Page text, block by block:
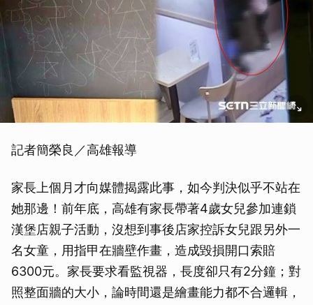
記者簡榮良／高雄報導
家長上個月才向媒體揭露此事，如今判決似乎不站在
她那邊！前年底，高雄有家長帶著4歲女兒參加連鎖
漢堡店親子活動，沒想到事後店家控訴女兒跟另外一
名女童，用指甲在牆壁作畫，造成毀損開口索賠
6300元。家長要求看監視器，長度卻只有2分鐘；對
照整面牆的大小，論時間還是繪畫能力都不合邏輯，